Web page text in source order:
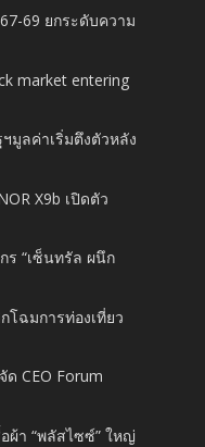
69 ยกระดับความ
market entering
มูลค่าเริ่มตึงตัวหลัง
X9b เปิดตัว
ร “เซ็นทรัล ผนึก
โฉมการท่องเที่ยว
CEO Forum
ผ้า “พลัสไซซ์” ใหญ่